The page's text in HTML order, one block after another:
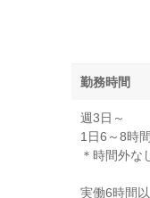
勤務時間
週3日～
1日6～8時
＊時間外な
実働6時間